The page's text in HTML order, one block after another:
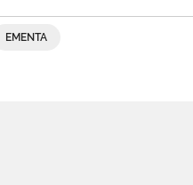
EMENTA